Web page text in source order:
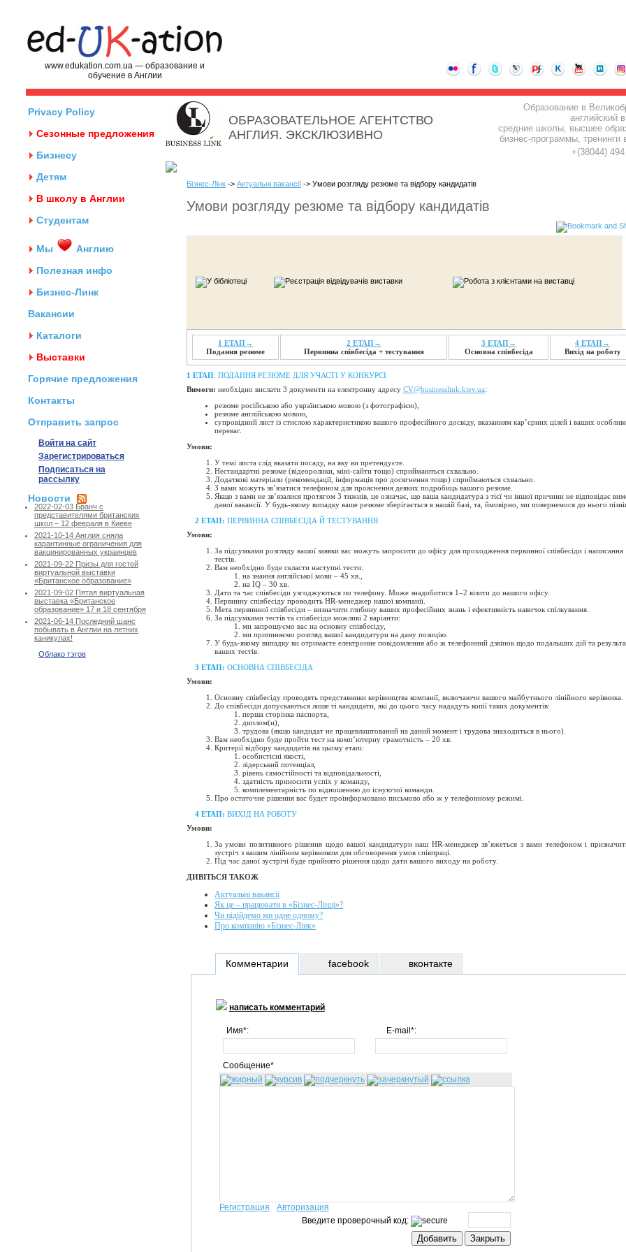
www.edukation.com.ua — образование и
обучение в Англии
Privacy Policy
Сезонные предложения
Бизнесу
Детям
В школу в Англии
Студентам
Мы
Англию
Полезная инфо
Бизнес-Линк
Вакансии
Каталоги
Выставки
Горячие предложения
Контакты
Отправить запрос
Войти на сайт
Зарегистрироваться
Подписаться на
рассылку
Новости
2022-02-03 Бранч с
представителями британских
школ – 12 февраля в Киеве
2021-10-14 Англия сняла
карантинные ограничения для
вакцинированных украинцев
2021-09-22 Призы для гостей
виртуальной выставки
«Британское образование»
2021-09-02 Пятая виртуальная
выставка «Британское
образование» 17 и 18 сентября
2021-06-14 Последний шанс
побывать в Англии на летних
каникулах!
Облако тэгов
ОБРАЗОВАТЕЛЬНОЕ АГЕНТСТВО
АНГЛИЯ. ЭКСКЛЮЗИВНО
Образование в
английский
средние школы, высшее
бизнес-программы, тренинги
+(38044)
Бізнес-Лінк -> Актуальні вакансії -> Умови розгляду резюме та відбору кандидатів
Умови розгляду резюме та відбору кандидатів
1 ЕТАП→
Подання резюме
2 ЕТАП→
Первинна співбесіда + тестування
3 ЕТАП→
Основна співбесіда
4 ЕТАП→
Вихід на роботу
1 ЕТАП: ПОДАННЯ РЕЗЮМЕ ДЛЯ УЧАСТІ У КОНКУРСІ
Вимоги: необхідно вислати 3 документи на електронну адресу CV@businesslink.kiev.ua:
резюме російською або українською мовою (з фотографією),
резюме англійською мовою,
супровідний лист із стислою характеристикою вашого професійного досвіду, вказанням кар’єрних цілей і ваших
переваг.
Умови:
У темі листа слід вказати посаду, на яку ви претендуєте.
Нестандартні резюме (відеоролики, міні-сайти тощо) сприймаються схвально.
Додаткові матеріали (рекомендації, інформація про досягнення тощо) сприймаються схвально.
З вами можуть зв’язатися телефоном для прояснення деяких подробиць вашого резюме.
Якщо з вами не зв’язалися протягом 3 тижнів, це означає, що ваша кандидатура з тієї чи іншої причини не відповідає
даної вакансії. У будь-якому випадку ваше резюме зберігається в нашій базі, та, ймовірно, ми повернемося до нього
2 ЕТАП: ПЕРВИННА СПІВБЕСІДА Й ТЕСТУВАННЯ
Умови:
За підсумками розгляду вашої заявки вас можуть запросити до офісу для проходження первинної співбесіди і написання
тестів.
Вам необхідно буде скласти наступні тести:
на знання англійської мови – 45 хв.,
на IQ – 30 хв.
Дати та час співбесіди узгоджуються по телефону. Може знадобитися 1–2 візити до нашого офісу.
Первинну співбесіду проводить HR-менеджер нашої компанії.
Мета первинної співбесіди – визначити глибину ваших професійних знань і ефективність навичок спілкування.
За підсумками тестів та співбесіди можливі 2 варіанти:
ми запрошуємо вас на основну співбесіду,
ми припиняємо розгляд вашої кандидатури на дану позицію.
У будь-якому випадку ви отримаєте електронне повідомлення або ж телефонний дзвінок щодо подальших дій та
ваших тестів.
3 ЕТАП: ОСНОВНА СПІВБЕСІДА
Умови:
Основну співбесіду проводять представники керівництва компанії, включаючи вашого майбутнього лінійного керівника.
До співбесіди допускаються лише ті кандидати, які до цього часу нададуть копії таких документів:
перша сторінка паспорта,
диплом(и),
трудова (якщо кандидат не працевлаштований на даний момент і трудова знаходиться в нього).
Вам необхідно буде пройти тест на комп’ютерну грамотність – 20 хв.
Критерії відбору кандидатів на цьому етапі:
особистісні якості,
лідерський потенціал,
рівень самостійності та відповідальності,
здатність приносити успіх у команду,
комплементарність по відношенню до існуючої команди.
Про остаточне рішення вас будет проінформовано письмово або ж у телефонному режимі.
4 ЕТАП: ВИХІД НА РОБОТУ
Умови:
За умови позитивного рішення щодо вашої кандидатури наш HR-менеджер зв’яжеться з вами телефоном і
зустріч з вашим лінійним керівником для обговорення умов співпраці.
Під час даної зустрічі буде прийнято рішення щодо дати вашого виходу на роботу.
ДИВІТЬСЯ ТАКОЖ
Актуальні вакансії
Як це – працювати в «Бізнес-Лінці»?
Чи підійдемо ми одне одному?
Про компанію «Бізнес-Лінк»
Комментарии
написать комментарий
Имя*: E-mail*:
Сообщение*
Регистрация
Авторизация
Введите проверочный код:
facebook вконтакте